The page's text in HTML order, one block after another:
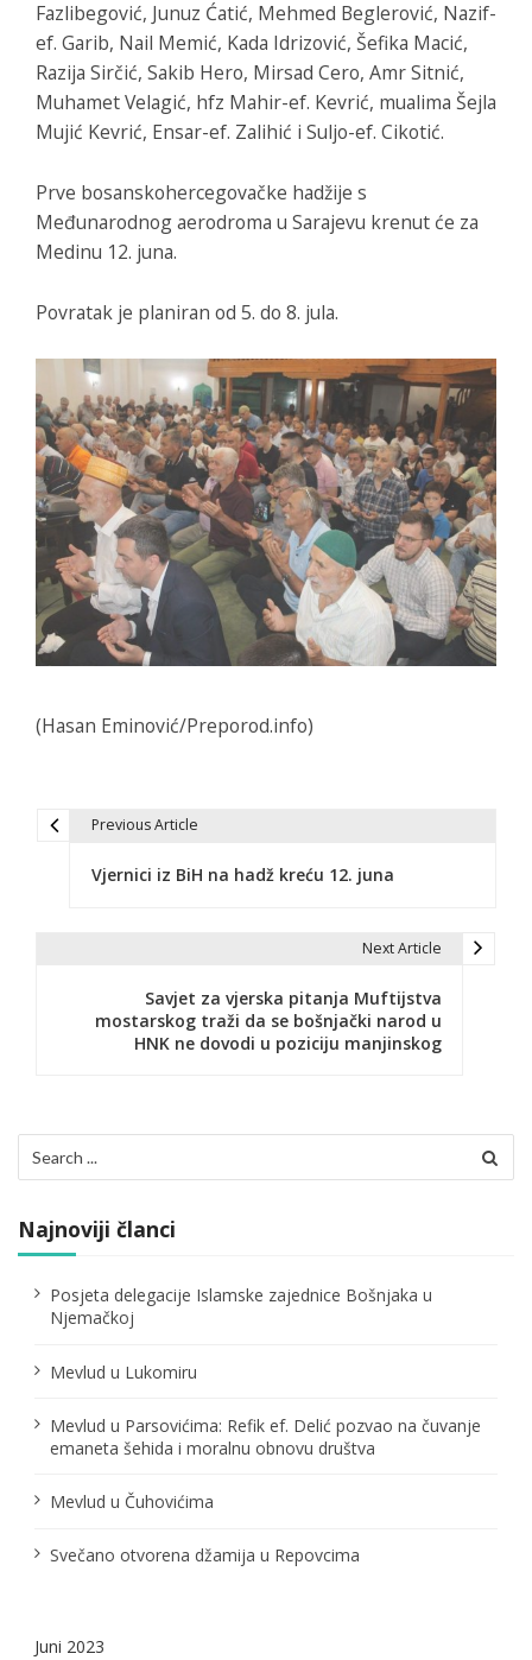
Fazlibegović, Junuz Ćatić, Mehmed Beglerović, Nazif-
ef. Garib, Nail Memić, Kada Idrizović, Šefika Macić,
Razija Sirčić, Sakib Hero, Mirsad Cero, Amr Sitnić,
Muhamet Velagić, hfz Mahir-ef. Kevrić, mualima Šejla
Mujić Kevrić, Ensar-ef. Zalihić i Suljo-ef. Cikotić.
Prve bosanskohercegovačke hadžije s
Međunarodnog aerodroma u Sarajevu krenut će za
Medinu 12. juna.
Povratak je planiran od 5. do 8. jula.
(Hasan Eminović/Preporod.info)
i
j
a
a
a
k
Previous Article
Vjernici iz BiH na hadž kreću 12. juna
Next Article
Savjet za vjerska pitanja Muftijstva
mostarskog traži da se bošnjački narod u
HNK ne dovodi u poziciju manjinskog
for:
Najnoviji članci
Posjeta delegacije Islamske zajednice Bošnjaka u
Njemačkoj
Mevlud u Lukomiru
Mevlud u Parsovićima: Refik ef. Delić pozvao na čuvanje
emaneta šehida i moralnu obnovu društva
Mevlud u Čuhovićima
Svečano otvorena džamija u Repovcima
Juni 2023